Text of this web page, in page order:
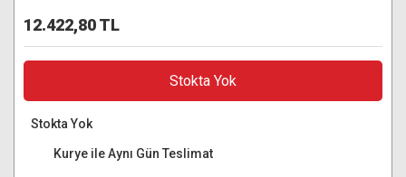
12.422,80 TL
Stokta Yok
Stokta Yok
Kurye ile Aynı Gün Teslimat